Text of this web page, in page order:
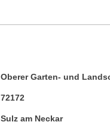
Oberer Garten- und
72172
Sulz am Neckar